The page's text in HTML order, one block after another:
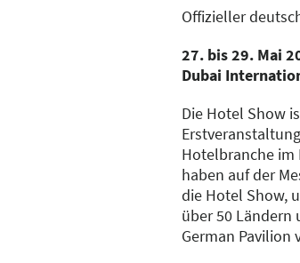
Offizieller
27. bis 29. Mai
Dubai
Die Hotel Show
Hotelbranche im
haben auf der
die Hotel Show,
über 50 Ländern
German Pavilion